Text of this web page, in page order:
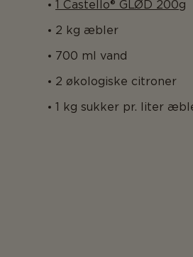
1 Castello® GLØD 200g
2 kg æbler
700 ml vand
2 økologiske citroner
1 kg sukker pr. liter